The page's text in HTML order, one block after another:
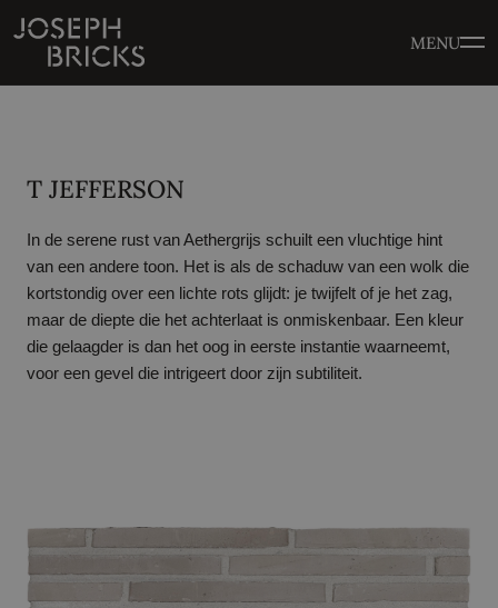
MENU
T JEFFERSON
In de serene rust van Aethergrijs schuilt een vluchtige hint
van een andere toon. Het is als de schaduw van een wolk die
kortstondig over een lichte rots glijdt: je twijfelt of je het zag,
maar de diepte die het achterlaat is onmiskenbaar. Een kleur
die gelaagder is dan het oog in eerste instantie waarneemt,
voor een gevel die intrigeert door zijn subtiliteit.